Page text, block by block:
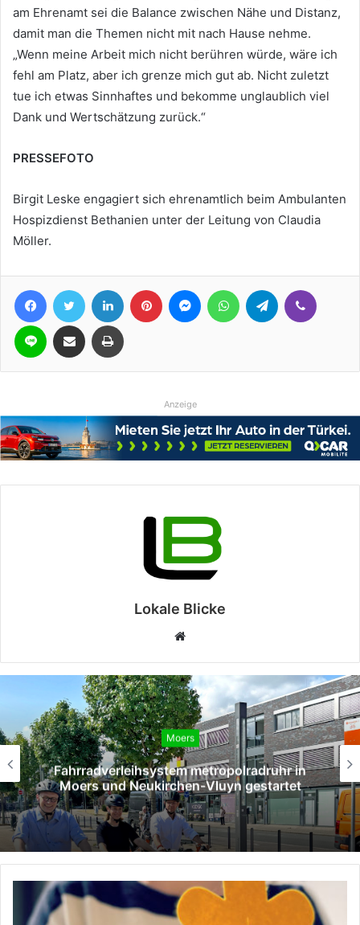
am Ehrenamt sei die Balance zwischen Nähe und Distanz,
damit man die Themen nicht mit nach Hause nehme.
„Wenn meine Arbeit mich nicht berühren würde, wäre ich
fehl am Platz, aber ich grenze mich gut ab. Nicht zuletzt
tue ich etwas Sinnhaftes und bekomme unglaublich viel
Dank und Wertschätzung zurück.“
PRESSEFOTO
Birgit Leske engagiert sich ehrenamtlich beim Ambulanten
Hospizdienst Bethanien unter der Leitung von Claudia
Möller.
FacebookTwitter LinkedIn Pinterest MessengerWhatsAppTelegram
Line Teile per E-Mail Drucken
Anzeige
Lokale Blicke
Webseite
Moers
SPD Moers verleiht Willy-Brandt-Medaille
an Hans Gerd Rötters